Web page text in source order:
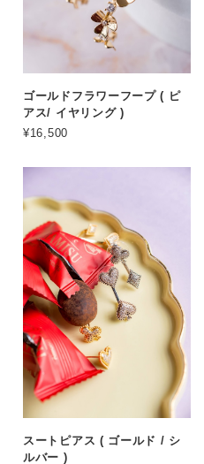
ゴールドフラワーフープ ( ピ
アス/ イヤリング )
¥16,500
スートピアス ( ゴールド / シ
ルバー )